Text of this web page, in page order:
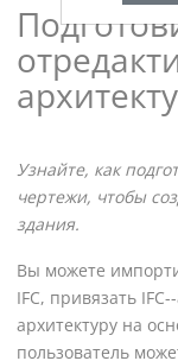
Узнайте, как
чертежи, чтобы
здания.
Вы можете
IFC, привязать
архитектуру на
пользователь